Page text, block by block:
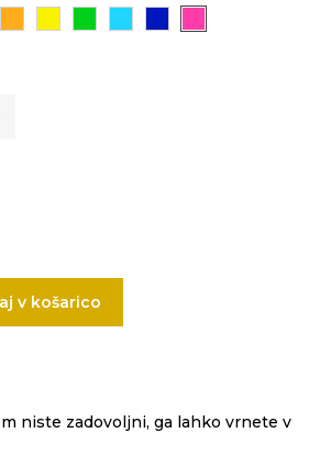
modra
v košarico
niste zadovoljni, ga lahko vrnete v